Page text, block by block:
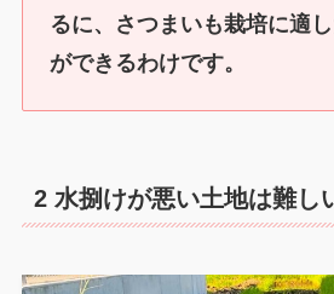
るに、さつまいも栽培に適し
ができるわけです。
2 水捌けが悪い土地は難し